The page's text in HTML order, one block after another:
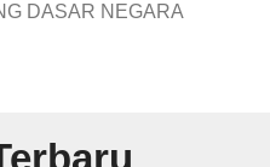
DASAR NEGARA